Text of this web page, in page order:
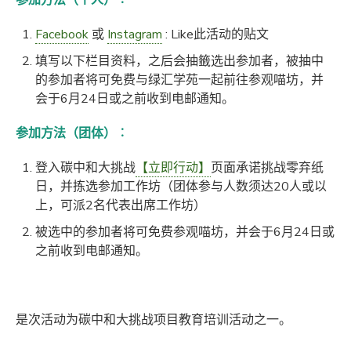
Facebook 或 Instagram : Like此活动的贴文
填写以下栏目资料，之后会抽籤选出参加者，被抽中
的参加者将可免费与绿汇学苑一起前往参观喵坊，并
会于6月24日或之前收到电邮通知。
参加方法（团体）︰
登入碳中和大挑战 【立即行动】 页面承诺挑战零弃纸
日，并拣选参加工作坊（团体参与人数须达20人或以
上，可派2名代表出席工作坊）
被选中的参加者将可免费参观喵坊，并会于6月24日或
之前收到电邮通知。
是次活动为碳中和大挑战项目教育培训活动之一。